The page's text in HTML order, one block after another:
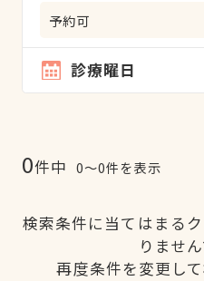
予約可
診療曜日
0件中 0〜0件を表示
検索条件に当てはまる
りませ
再度条件を変更し